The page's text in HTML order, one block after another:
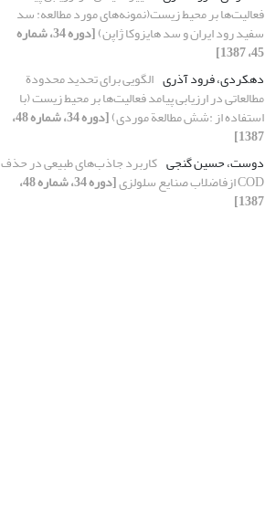
فعالیت‌ها بر محیط‌ زیست(نمونه‌های مورد مطالعه: سد
سفید رود ایران و سد هایزوکا ژاپن) [دوره 34، شماره
45، 1387]
دهکردی، فرود آذری الگویی برای تحدید محدودة
مطالعاتی در ارزیابی پیامد فعالیت‌ها بر محیط زیست (با
استفاده از :شش مطالعة موردی) [دوره 34، شماره 48،
1387]
دوست، حسین گنجی کاربرد جاذب‌های طبیعی در حذف
COD ازفاضلاب صنایع سلولزی [دوره 34، شماره 48،
1387]